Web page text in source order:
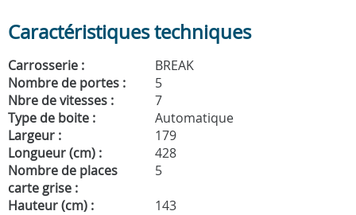
Caractéristiques techniques
Carrosserie :
BREAK
Nombre de portes :
5
Nbre de vitesses :
7
Type de boite :
Automatique
Largeur :
179
Longueur (cm) :
428
Nombre de places
carte grise :
5
Hauteur (cm) :
143